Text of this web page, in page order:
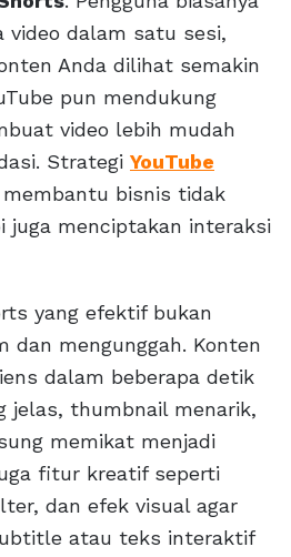
video dalam satu sesi,
Anda dilihat semakin
pun mendukung
video lebih mudah
Strategi YouTube
membantu bisnis tidak
juga menciptakan interaksi
yang efektif bukan
dan mengunggah. Konten
dalam beberapa detik
jelas, thumbnail menarik,
memikat menjadi
fitur kreatif seperti
dan efek visual agar
atau teks interaktif